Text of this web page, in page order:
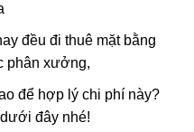
đều đi thuê mặt bằng
phân xưởng,
để hợp lý chi phí này?
đây nhé!